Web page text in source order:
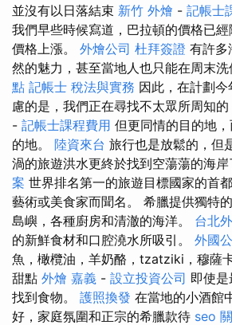
並沒有以日落結束 新竹 外燴 - 記帳士
我們早些時候寫道，巴拉頓的價格已
價格上漲。 外燴公司 杜拜簽證 有許多
然的魅力，甚至當地人也只能在周末洗
點 記帳士 稅法與實務 因此，在計劃
慮的是，我們正在尋找不太眾所周知的
- 記帳士課程費用 但更同情的目的地
的地。 陸資來台 旅行也是放鬆的，但
渦的旅遊洪水更終於找到空蕩蕩的海岸
案 世界排名第一的旅遊目標國家的首
藝術或美食家而聞名。 希臘提供獨特
島嶼，各種廚房和清澈的海洋。 台北
的新鮮食材和口腔澆水所吸引。 外國
魚，橄欖油，羊奶酪，tzatziki，穆薩
甜點 外燴 嘉義 - 設立投資公司 即使
找到食物。 護照換發 在當地的小酒館
好，家庭氛圍和正宗的希臘款待 seo